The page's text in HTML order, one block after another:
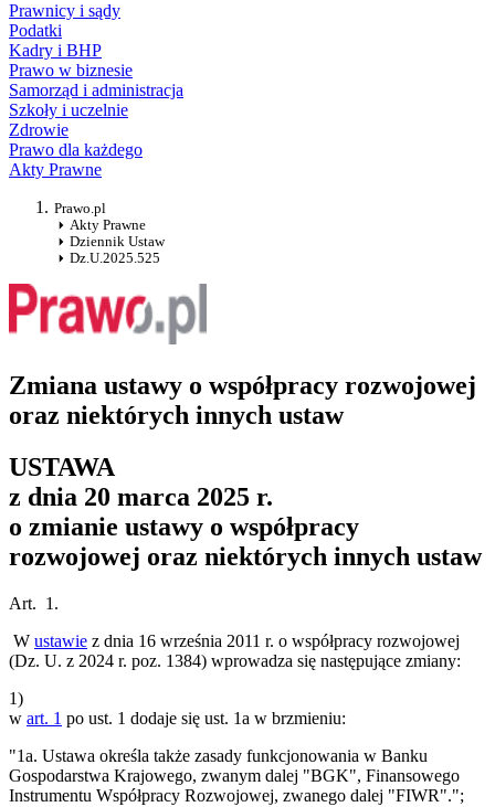
Prawnicy i sądy
Podatki
Kadry i BHP
Prawo w biznesie
Samorząd i administracja
Szkoły i uczelnie
Zdrowie
Prawo dla każdego
Akty Prawne
Prawo.pl
Akty Prawne
Dziennik Ustaw
Dz.U.2025.525
Zmiana ustawy o współpracy rozwojowej
oraz niektórych innych ustaw
USTAWA
z dnia 20 marca 2025 r.
o zmianie ustawy o współpracy
rozwojowej oraz niektórych innych ustaw
Art. 1.
W ustawie z dnia 16 września 2011 r. o współpracy rozwojowej
(Dz. U. z 2024 r. poz. 1384) wprowadza się następujące zmiany:
1)
w art. 1 po ust. 1 dodaje się ust. 1a w brzmieniu:
"1a. Ustawa określa także zasady funkcjonowania w Banku
Gospodarstwa Krajowego, zwanym dalej "BGK", Finansowego
Instrumentu Współpracy Rozwojowej, zwanego dalej "FIWR".";